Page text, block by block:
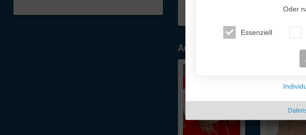
Ausgewählte Traumfrauen -
Oder
Essenziell